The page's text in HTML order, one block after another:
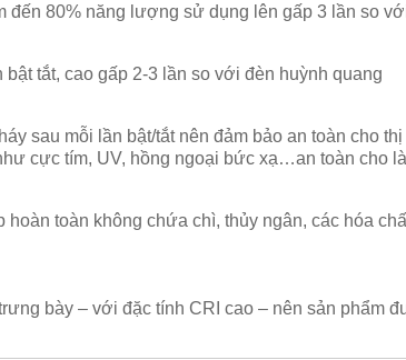
80% năng lượng sử dụng lên gấp 3 lần so
tắt, cao gấp 2-3 lần so với đèn huỳnh quang
sau mỗi lần bật/tắt nên đảm bảo an toàn cho
cực tím, UV, hồng ngoại bức xạ…an toàn cho
toàn không chứa chì, thủy ngân, các hóa
bày – với đặc tính CRI cao – nên sản phẩm